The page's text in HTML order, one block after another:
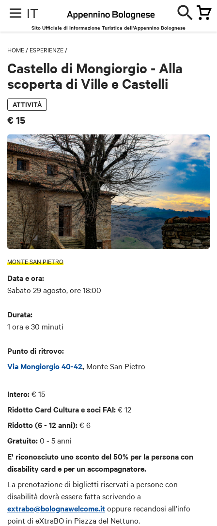
IT
Sito Ufficiale di Informazione Turistica dell'Appennino Bolognese
HOME / ESPERIENZE /
Castello di Mongiorgio - Alla
scoperta di Ville e Castelli
ATTIVITÀ
€ 15
MONTE SAN PIETRO
Data e ora:
Sabato 29 agosto, ore 18:00
Durata:
1 ora e 30 minuti
Punto di ritrovo:
Via Mongiorgio 40-42, Monte San Pietro
Intero:€ 15
Ridotto Card Cultura e soci FAI:€ 12
Ridotto (6 - 12 anni):€ 6
Gratuito:0 - 5 anni
E’ riconosciuto uno sconto del 50% per la persona con
disability card e per un accompagnatore.
La prenotazione di biglietti riservati a persone con
disabilità dovrà essere fatta scrivendo a
extrabo@bolognawelcome.itoppure recandosi all’info
point di eXtraBO in Piazza del Nettuno.